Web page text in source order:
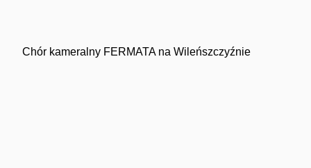
Chór kameralny FERMATA na Wileńszczyźnie